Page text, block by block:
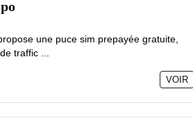
une puce sim prepayée gratuite,
traffic ...
VOIR